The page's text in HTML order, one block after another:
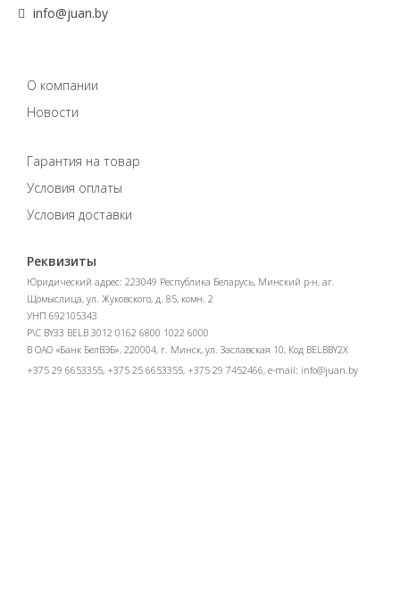
info@juan.by
О компании
Новости
Гарантия на товар
Условия оплаты
Условия доставки
Реквизиты
Юридический адрес: 223049 Республика Беларусь, Минский р-н, аг.
Щомыслица, ул. Жуковского, д. 85, комн. 2
УНП 692105343
Р\С BY33 BELB 3012 0162 6800 1022 6000
В ОАО «Банк БелВЭБ», 220004, г. Минск, ул. Заславская 10, Код BELBBY2X
+375 29 6653355, +375 25 6653355, +375 29 7452466, e-mail: info@juan.by